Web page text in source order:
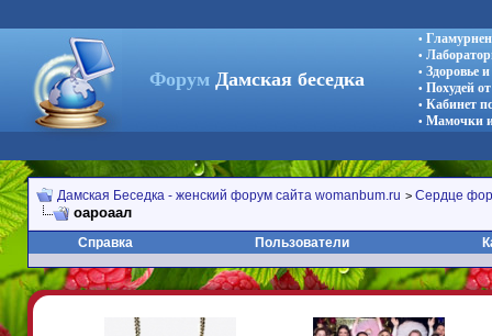
Форум Дамская беседка
•
•
• Здоровье
• Похудей
• Кабинет
• Мамочки
Дамская Беседка - женский форум сайта womanbum.ru > Сердце
оароаал
Справка Пользователи